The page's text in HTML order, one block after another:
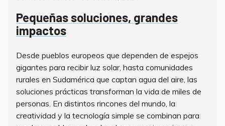
Pequeñas soluciones, grandes
impactos
Desde pueblos europeos que dependen de espejos
gigantes para recibir luz solar, hasta comunidades
rurales en Sudamérica que captan agua del aire, las
soluciones prácticas transforman la vida de miles de
personas. En distintos rincones del mundo, la
creatividad y la tecnología simple se combinan para